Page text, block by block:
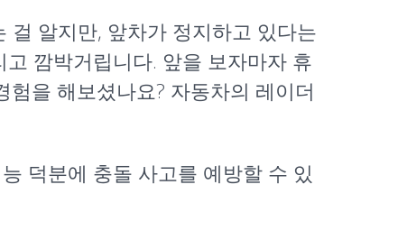
걸 알지만, 앞차가 정지하고 있다는
깜박거립니다. 앞을 보자마자 휴
을 해보셨나요? 자동차의 레이더
덕분에 충돌 사고를 예방할 수 있